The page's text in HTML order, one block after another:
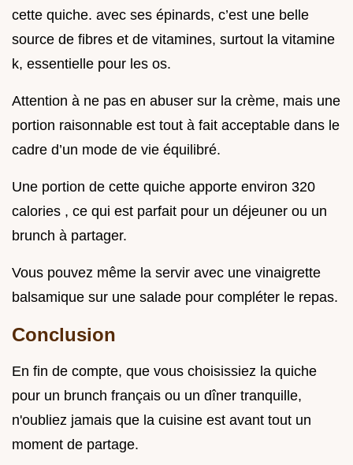
cette quiche. avec ses épinards, c’est une belle
source de fibres et de vitamines, surtout la vitamine
k, essentielle pour les os.
Attention à ne pas en abuser sur la crème, mais une
portion raisonnable est tout à fait acceptable dans le
cadre d’un mode de vie équilibré.
Une portion de cette quiche apporte environ 320
calories , ce qui est parfait pour un déjeuner ou un
brunch à partager.
Vous pouvez même la servir avec une vinaigrette
balsamique sur une salade pour compléter le repas.
Conclusion
En fin de compte, que vous choisissiez la quiche
pour un brunch français ou un dîner tranquille,
n'oubliez jamais que la cuisine est avant tout un
moment de partage.